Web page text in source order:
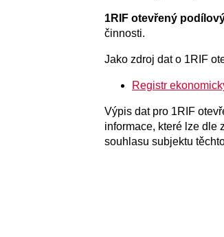
1RIF otevřený
činnosti.
Jako zdroj dat o 1RIF
Registr
Výpis dat pro 1RIF
informace, které lze dle
souhlasu subjektu